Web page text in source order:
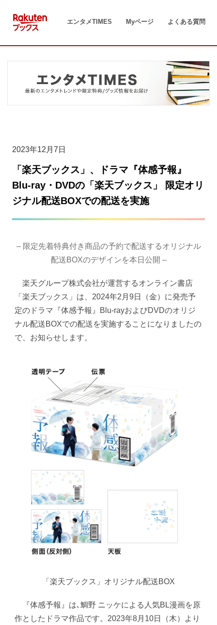
エンタメTIMES Myページ よくある質問
2023年12月7日
「楽天ブックス」、ドラマ『体感予報』
Blu-ray・DVDの「楽天ブックス」 限定オリ
ジナル配送BOXでの配送を実施
– 限定先着特典付き商品の予約で配送するオリジナル
配送BOXのデザインを本日公開 –
楽天グループ株式会社が運営するオンライン書店
「楽天ブックス」は、2024年2月9日（金）に発売予
定のドラマ『体感予報』Blu-rayおよびDVDのオリジ
ナル配送BOXでの配送を実施することになりましたの
で、お知らせします。
「楽天ブックス」オリジナル配送BOX
『体感予報』は､鯛野 ニッケによる人気BL漫画を原
作としたドラマ作品です。2023年8月10日（木）より